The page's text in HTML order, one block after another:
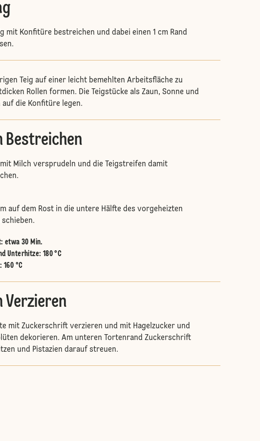
mit Konfitüre bestreichen und dabei einen 1 cm Rand
Teig auf einer leicht bemehlten Arbeitsfläche zu
Rollen formen. Die Teigstücke als Zaun, Sonne und
auf die Konfitüre legen.
Bestreichen
Milch versprudeln und die Teigstreifen damit
auf dem Rost in die untere Hälfte des vorgeheizten
schieben.
etwa 30 Min.
Unterhitze: 180 °C
: 160 °C
Verzieren
mit Zuckerschrift verzieren und mit Hagelzucker und
dekorieren. Am unteren Tortenrand Zuckerschrift
und Pistazien darauf streuen.